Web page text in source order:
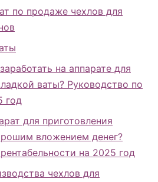
по продаже чехлов для
на аппарате для
ваты? Руководство по
год
для приготовления
вложением денег?
на 2025 год
чехлов для